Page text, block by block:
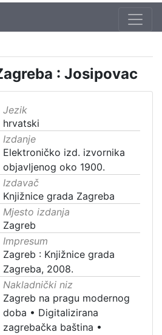
: Josipovac
Jezik
hrvatski
Izdanje
Elektroničko izd. izvornika
objavljenog oko 1900.
Izdavač
Knjižnice grada Zagreba
Mjesto izdanja
Zagreb
Impresum
Zagreb : Knjižnice grada
Zagreba, 2008.
Nakladnički niz
Zagreb na pragu modernog
doba • Digitalizirana
zagrebačka baština •